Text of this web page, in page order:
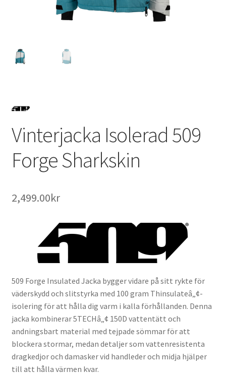
Vinterjacka Isolerad 509
Forge Sharkskin
2,499.00kr
509 Forge Insulated Jacka bygger vidare på sitt rykte för
väderskydd och slitstyrka med 100 gram Thinsulateâ„¢-
isolering för att hålla dig varm i kalla förhållanden. Denna
jacka kombinerar 5TECHâ„¢ 150D vattentätt och
andningsbart material med tejpade sömmar för att
blockera stormar, medan detaljer som vattenresistenta
dragkedjor och damasker vid handleder och midja hjälper
till att hålla värmen kvar.